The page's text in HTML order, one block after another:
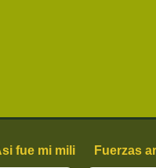
fue mi mili
Fuerzas